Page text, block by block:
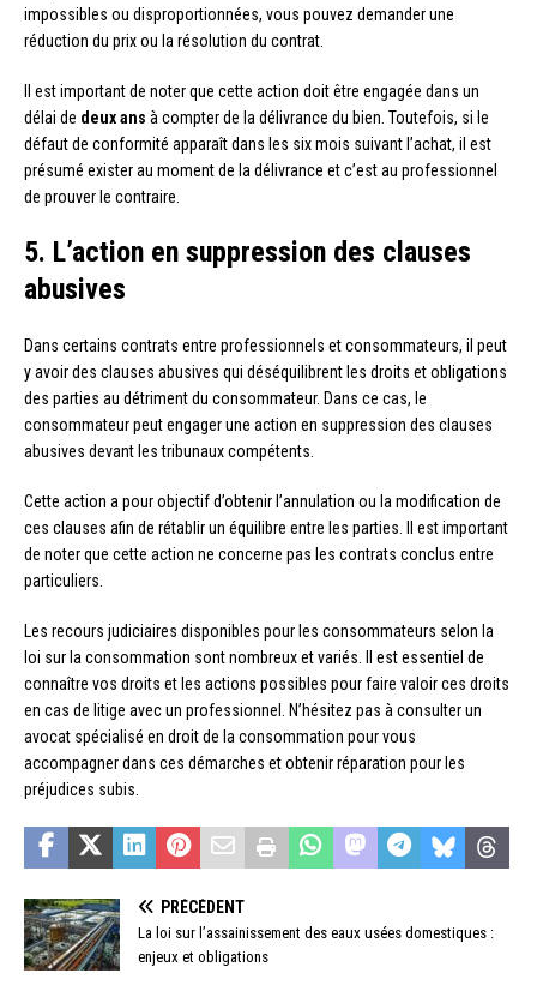
impossibles ou disproportionnées, vous pouvez demander une
réduction du prix ou la résolution du contrat.
Il est important de noter que cette action doit être engagée dans un
délai de deux ans à compter de la délivrance du bien. Toutefois, si le
défaut de conformité apparaît dans les six mois suivant l’achat, il est
présumé exister au moment de la délivrance et c’est au professionnel
de prouver le contraire.
5. L’action en suppression des clauses
abusives
Dans certains contrats entre professionnels et consommateurs, il peut
y avoir des clauses abusives qui déséquilibrent les droits et obligations
des parties au détriment du consommateur. Dans ce cas, le
consommateur peut engager une action en suppression des clauses
abusives devant les tribunaux compétents.
Cette action a pour objectif d’obtenir l’annulation ou la modification de
ces clauses afin de rétablir un équilibre entre les parties. Il est important
de noter que cette action ne concerne pas les contrats conclus entre
particuliers.
Les recours judiciaires disponibles pour les consommateurs selon la
loi sur la consommation sont nombreux et variés. Il est essentiel de
connaître vos droits et les actions possibles pour faire valoir ces droits
en cas de litige avec un professionnel. N’hésitez pas à consulter un
avocat spécialisé en droit de la consommation pour vous
accompagner dans ces démarches et obtenir réparation pour les
préjudices subis.
PRÉCÉDENT
La loi sur l’assainissement des eaux usées domestiques :
enjeux et obligations